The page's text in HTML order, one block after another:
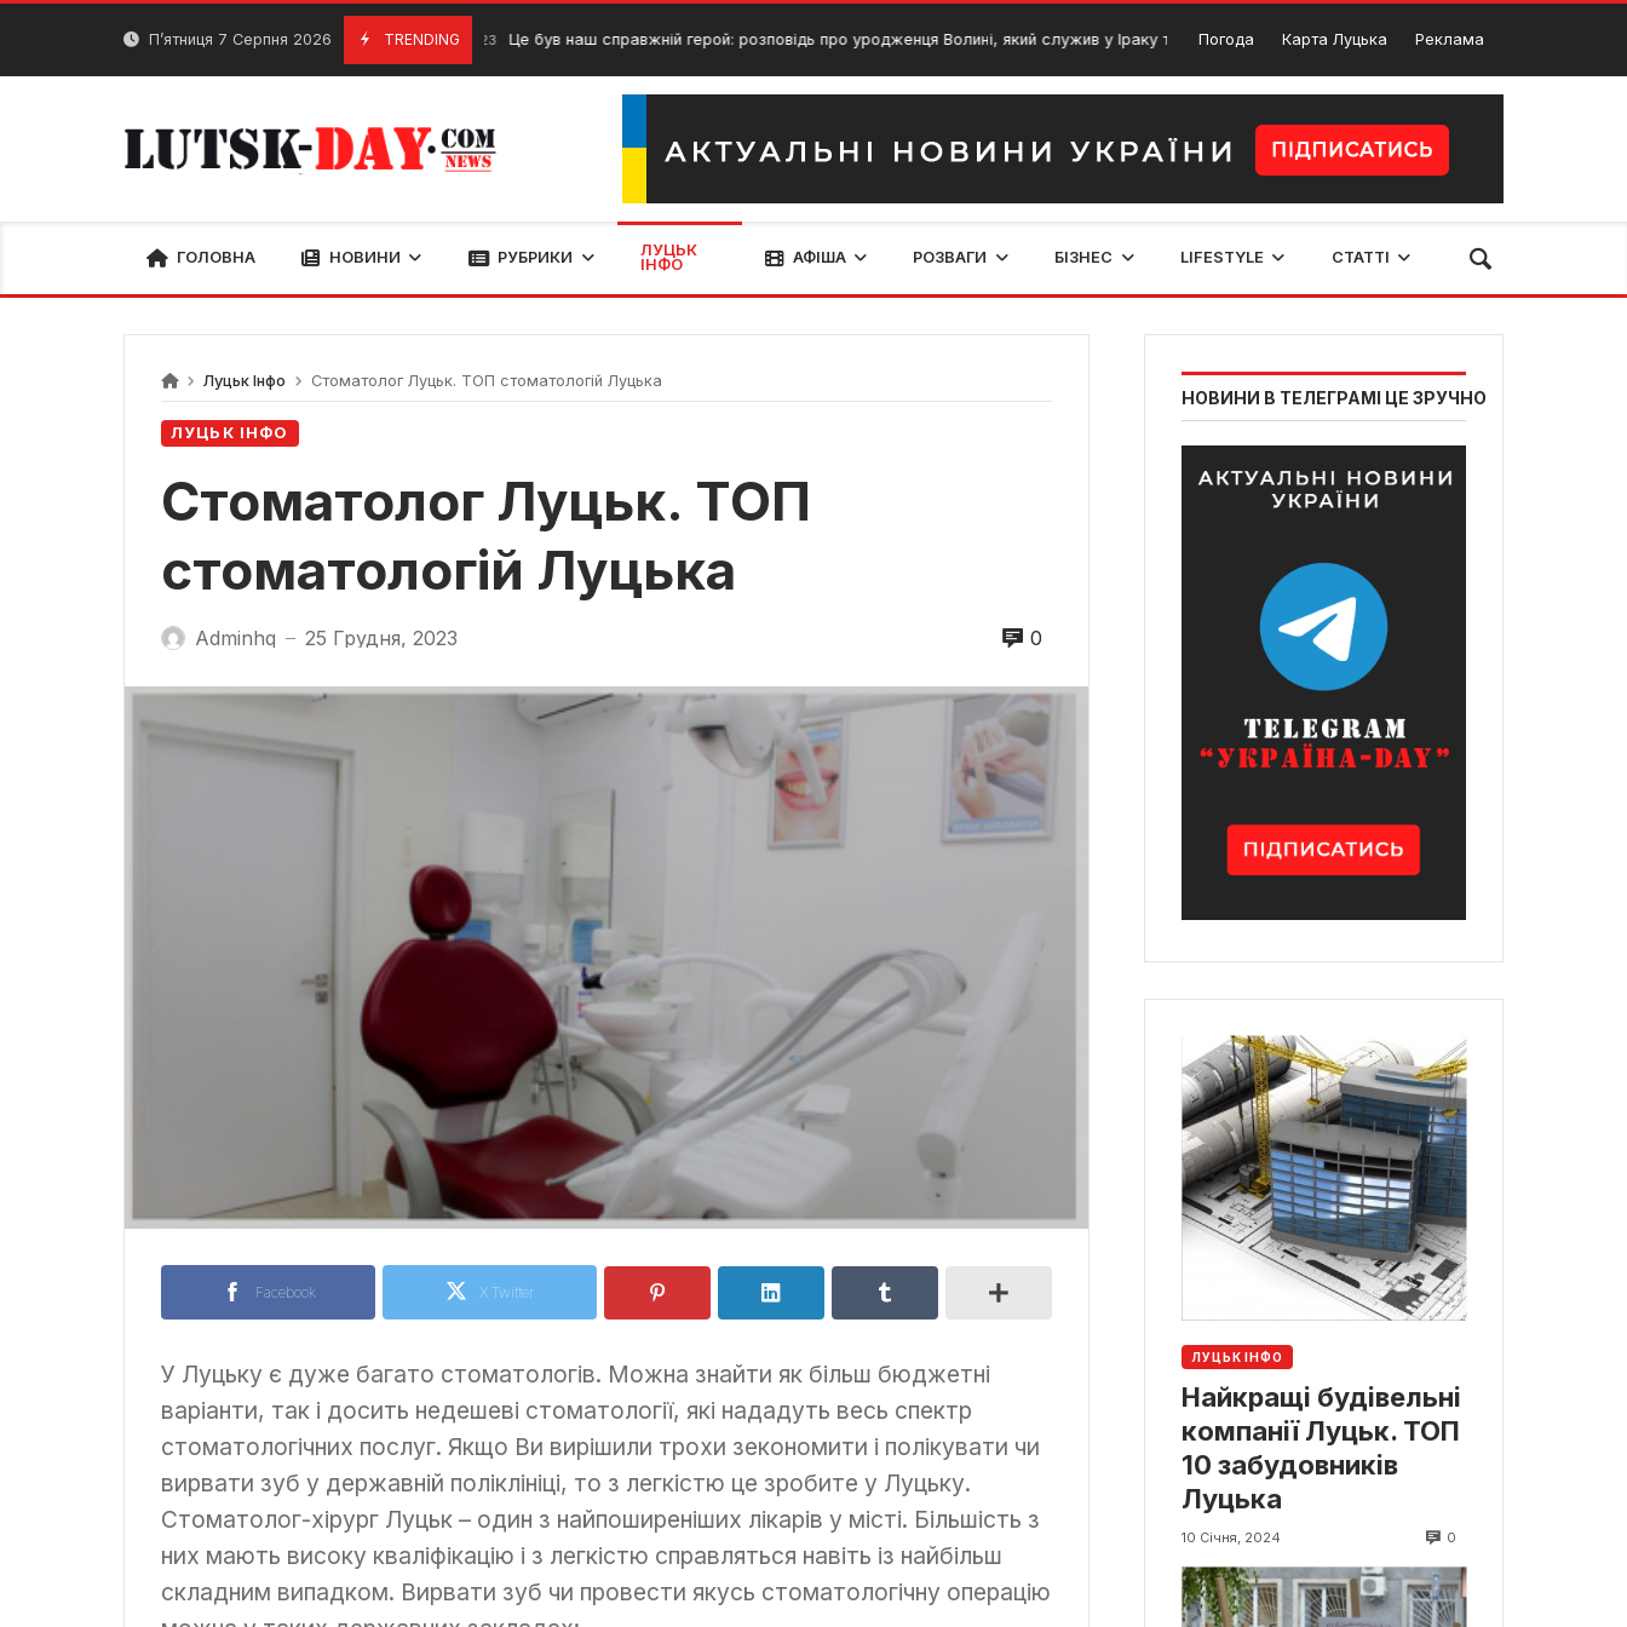
Skip
П’ятниця 7 Серпня 2026 TRENDING
11 Грудня, 2023 Це був наш справжній герой: розповідь про уродженця Волині, який служив у Іраку та віддав життя заради України 8 Лютого, 2024
Погода Карта Луцька Реклама
ГОЛОВНА НОВИНИ РУБРИКИ
ЛУЦЬК
ІНФО
АФІША РОЗВАГИ БІЗНЕС LIFESTYLE СТАТТІ
Луцьк Інфо Стоматолог Луцьк. ТОП стоматологій Луцька
ЛУЦЬК ІНФО
Стоматолог Луцьк. ТОП
стоматологій Луцька
Adminhq — 25 Грудня, 2023 0
Facebook X Twitter
У Луцьку є дуже багато стоматологів. Можна знайти як більш бюджетні
варіанти, так і досить недешеві стоматології, які нададуть весь спектр
стоматологічних послуг. Якщо Ви вирішили трохи зекономити і полікувати чи
вирвати зуб у державній поліклініці, то з легкістю це зробите у Луцьку.
Стоматолог-хірург Луцьк – один з найпоширеніших лікарів у місті. Більшість з
них мають високу кваліфікацію і з легкістю справляться навіть із найбільш
складним випадком. Вирвати зуб чи провести якусь стоматологічну операцію
НОВИНИ В ТЕЛЕГРАМІ ЦЕ ЗРУЧНО
ЛУЦЬК ІНФО
Найкращі будівельні
компанії Луцьк. ТОП
10 забудовників
Луцька
10 Січня, 2024 0